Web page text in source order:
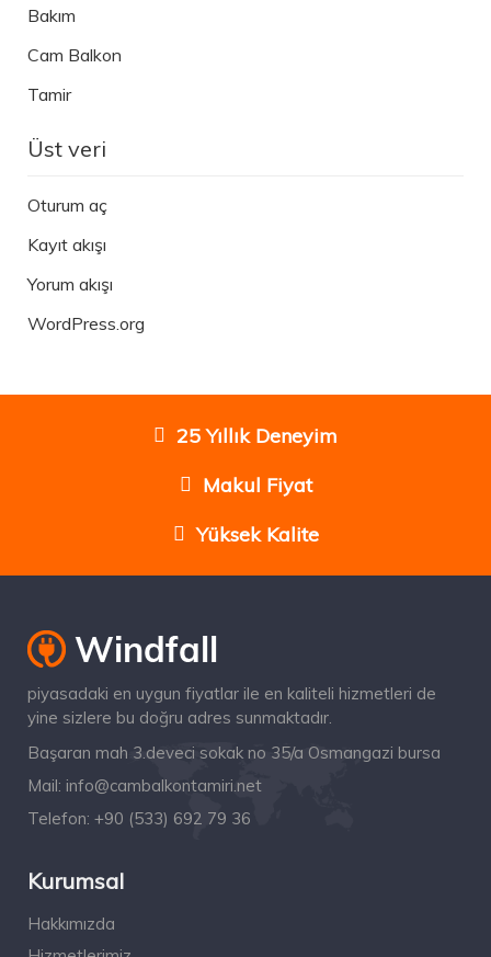
Bakım
Cam Balkon
Tamir
Üst veri
Oturum aç
Kayıt akışı
Yorum akışı
WordPress.org
25 Yıllık Deneyim
Makul Fiyat
Yüksek Kalite
piyasadaki en uygun fiyatlar ile en kaliteli hizmetleri de
yine sizlere bu doğru adres sunmaktadır.
Başaran mah 3.deveci sokak no 35/a Osmangazi bursa
Mail: info@cambalkontamiri.net
Telefon: +90 (533) 692 79 36
Kurumsal
Hakkımızda